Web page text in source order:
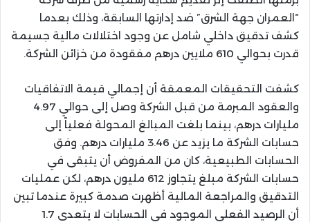
“العمران جهة الشرق” ضد إدارتها السابقة، وذلك بعدما
كشف تدقيق داخلي شامل عن وجود اختلالات مالية جسيمة
قدرت بحوالي 610 ملايين درهم مفقودة من خزائن الشركة.
كشفت التحقيقات المعمقة أن إجمالي قيمة الاتفاقيات
والعقود المبرمة من قبل الشركة وصل إلى حوالي 4.97
مليارات درهم، بينما بلغت المبالغ المحولة فعلياً إلى
حسابات الشركة ما يزيد عن 3.46 مليارات درهم. وفق
الحسابات الطبيعية، كان من المفروض أن يتبقى في
حسابات الشركة مبلغ يتجاوز 612 مليون درهم، لكن عمليات
التدقيق والمراجعة المالية أظهرت صدمة كبيرة عندما تبين
أن الرصيد الفعلي الموجود في الحسابات لا يتعدى 1.7